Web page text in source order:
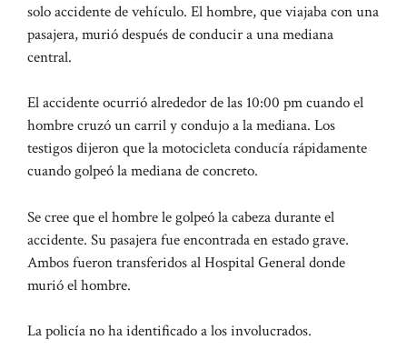
solo accidente de vehículo. El hombre, que viajaba con una
pasajera, murió después de conducir a una mediana
central.
El accidente ocurrió alrededor de las 10:00 pm cuando el
hombre cruzó un carril y condujo a la mediana. Los
testigos dijeron que la motocicleta conducía rápidamente
cuando golpeó la mediana de concreto.
Se cree que el hombre le golpeó la cabeza durante el
accidente. Su pasajera fue encontrada en estado grave.
Ambos fueron transferidos al Hospital General donde
murió el hombre.
La policía no ha identificado a los involucrados.